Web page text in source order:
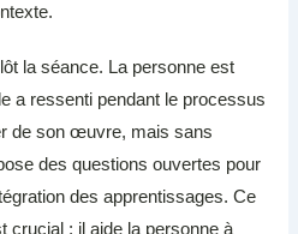
la séance. La personne est
a ressenti pendant le processus
de son œuvre, mais sans
des questions ouvertes pour
des apprentissages. Ce
crucial : il aide la personne à